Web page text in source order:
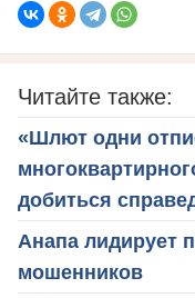
Читайте также:
«Шлют одни
добиться
Анапа лидирует
мошенников